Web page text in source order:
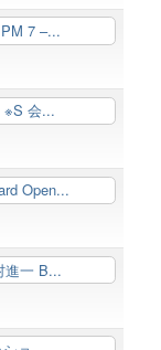
7 –...
会...
Open...
進一 B...